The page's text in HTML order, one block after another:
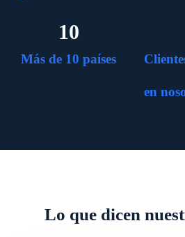
Más de 10 países
10
en
Lo que dicen